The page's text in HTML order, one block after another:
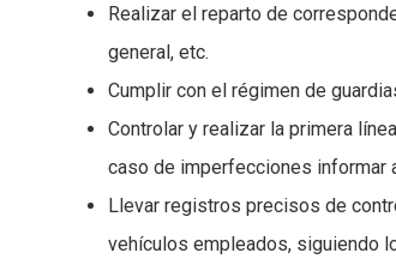
Realizar el reparto de
general, etc.
Cumplir con el régimen de
Controlar y realizar la primera
caso de imperfecciones informar
Llevar registros precisos de
vehículos empleados, siguiendo